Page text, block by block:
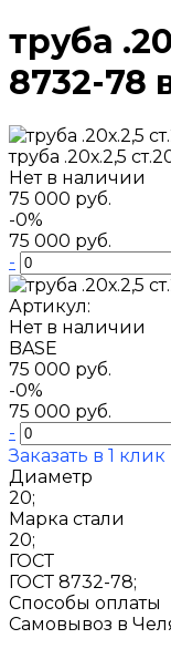
труба
8732-78
труба .20х.2,5
Нет в наличии
75 000 руб.
-0%
75 000 руб.
-
Артикул:
Нет в наличии
BASE
75 000 руб.
-0%
75 000 руб.
-
Заказать в 1 клик
Диаметр
20;
Марка стали
20;
ГОСТ
ГОСТ 8732-78;
Способы оплаты
Самовывоз в